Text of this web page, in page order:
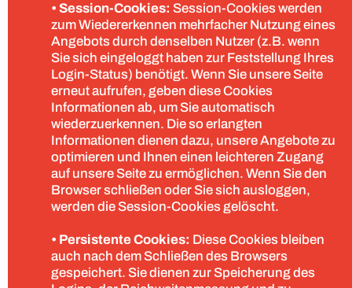
• Session-Cookies: Session-Cookies werden
zum Wiedererkennen mehrfacher Nutzung eines
Angebots durch denselben Nutzer (z.B. wenn
Sie sich eingeloggt haben zur Feststellung Ihres
Login-Status) benötigt. Wenn Sie unsere Seite
erneut aufrufen, geben diese Cookies
Informationen ab, um Sie automatisch
wiederzuerkennen. Die so erlangten
Informationen dienen dazu, unsere Angebote zu
optimieren und Ihnen einen leichteren Zugang
auf unsere Seite zu ermöglichen. Wenn Sie den
Browser schließen oder Sie sich ausloggen,
werden die Session-Cookies gelöscht.
• Persistente Cookies: Diese Cookies bleiben
auch nach dem Schließen des Browsers
gespeichert. Sie dienen zur Speicherung des